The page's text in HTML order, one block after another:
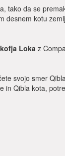
tako da se
desnem kotu
Loka z
svojo smer
in Qibla kota,